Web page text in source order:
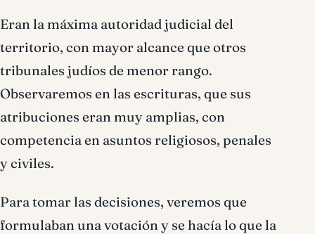
Eran la máxima autoridad judicial del
territorio, con mayor alcance que otros
tribunales judíos de menor rango.
Observaremos en las escrituras, que sus
atribuciones eran muy amplias, con
competencia en asuntos religiosos, penales
y civiles.
Para tomar las decisiones, veremos que
formulaban una votación y se hacía lo que la